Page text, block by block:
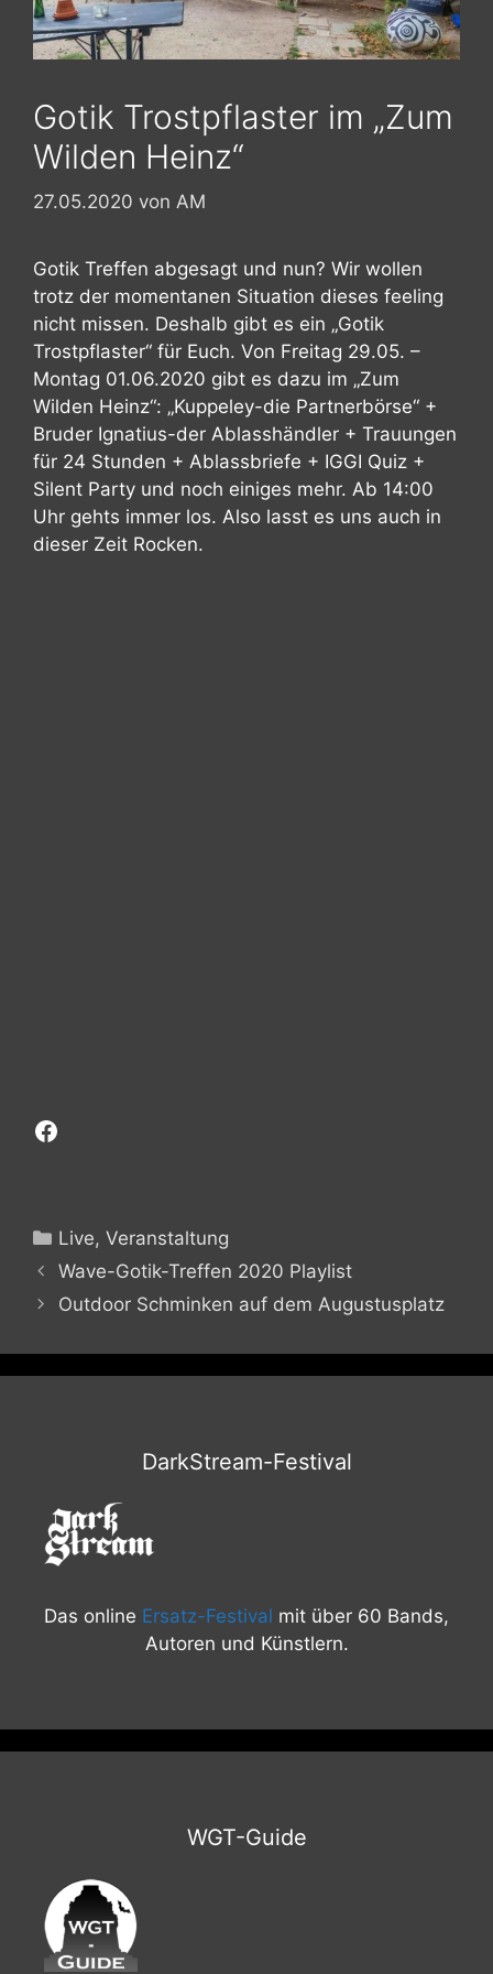
Gotik Trostpflaster im „Zum
Wilden Heinz“
27.05.2020 von AM
Gotik Treffen abgesagt und nun? Wir wollen
trotz der momentanen Situation dieses feeling
nicht missen. Deshalb gibt es ein „Gotik
Trostpflaster“ für Euch. Von Freitag 29.05. –
Montag 01.06.2020 gibt es dazu im „Zum
Wilden Heinz“: „Kuppeley-die Partnerbörse“ +
Bruder Ignatius-der Ablasshändler + Trauungen
für 24 Stunden + Ablassbriefe + IGGI Quiz +
Silent Party und noch einiges mehr. Ab 14:00
Uhr gehts immer los. Also lasst es uns auch in
dieser Zeit Rocken.
Facebook
Kategorien
Live,Veranstaltung
Wave-Gotik-Treffen 2020 Playlist
Outdoor Schminken auf dem Augustusplatz
DarkStream-Festival
Das online Ersatz-Festival mit über 60 Bands,
Autoren und Künstlern.
WGT-Guide